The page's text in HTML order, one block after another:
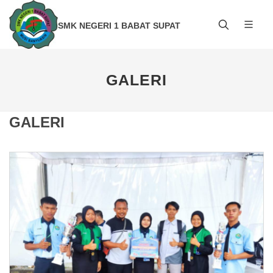
SMK NEGERI 1 BABAT SUPAT
GALERI
GALERI